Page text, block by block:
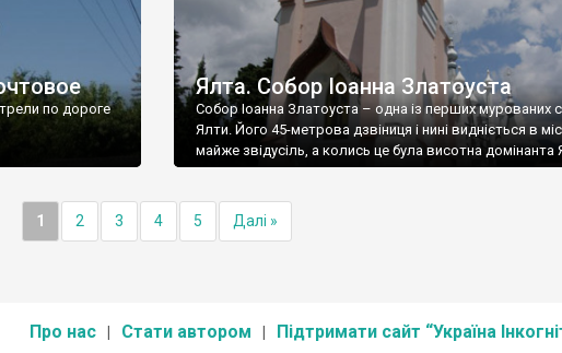
по дороге
Ялта. Собор Іоанна Златоуста
Собор Іоанна Златоуста – одна із перших мурованих
Ялти. Його 45-метрова дзвіниця і нині видніється в
майже звідусіль, а колись це була висотна домінанта
1 2 3 4 5 Далі »
Про нас Стати автором Підтримати сайт “Україна